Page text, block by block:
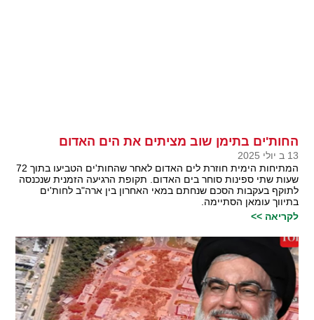
החות'ים בתימן שוב מציתים את הים האדום
13 ב יולי 2025
המתיחות הימית חוזרת לים האדום לאחר שהחות'ים הטביעו בתוך 72
שעות שתי ספינות סוחר בים האדום. תקופת הרגיעה הזמנית שנכנסה
לתוקף בעקבות הסכם שנחתם במאי האחרון בין ארה"ב לחות'ים
בתיווך עומאן הסתיימה.
לקריאה >>